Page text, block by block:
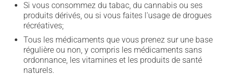
Si vous consommez du tabac, du cannabis ou ses
produits dérivés, ou si vous faites l'usage de drogues
récréatives;
Tous les médicaments que vous prenez sur une base
régulière ou non, y compris les médicaments sans
ordonnance, les vitamines et les produits de santé
naturels.